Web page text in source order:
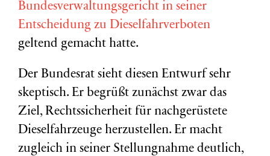
Bundesverwaltungsgericht in seiner
Entscheidung zu Dieselfahrverboten
geltend gemacht hatte.
Der Bundesrat sieht diesen Entwurf sehr
skeptisch. Er begrüßt zunächst zwar das
Ziel, Rechtssicherheit für nachgerüstete
Dieselfahrzeuge herzustellen. Er macht
zugleich in seiner Stellungnahme deutlich,